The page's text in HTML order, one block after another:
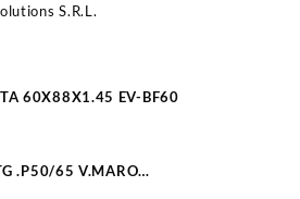
S.R.L.
60X88X1.45 EV-BF60
.P50/65 V.MARO